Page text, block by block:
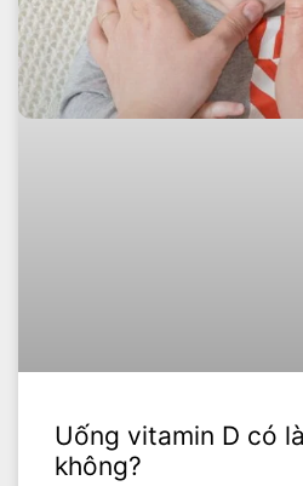
Uống vitamin D có
không?